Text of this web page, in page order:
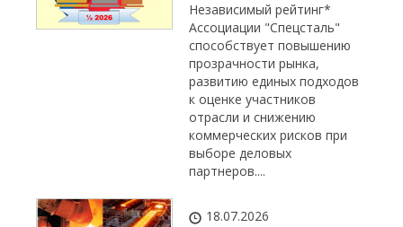
Независимый рейтинг*
Ассоциации "Спецсталь"
способствует повышению
прозрачности рынка,
развитию единых подходов
к оценке участников
отрасли и снижению
коммерческих рисков при
выборе деловых
партнеров....
18.07.2026